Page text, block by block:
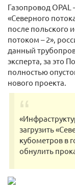
Газопровод
«Северного
после польского
потоком – 2»,
данный
эксперта, за это
полностью
нового проекта.
загрузить
кубометров в
обнулить